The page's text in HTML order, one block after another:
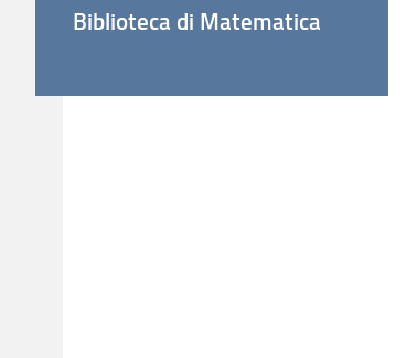
Biblioteca di Matematica